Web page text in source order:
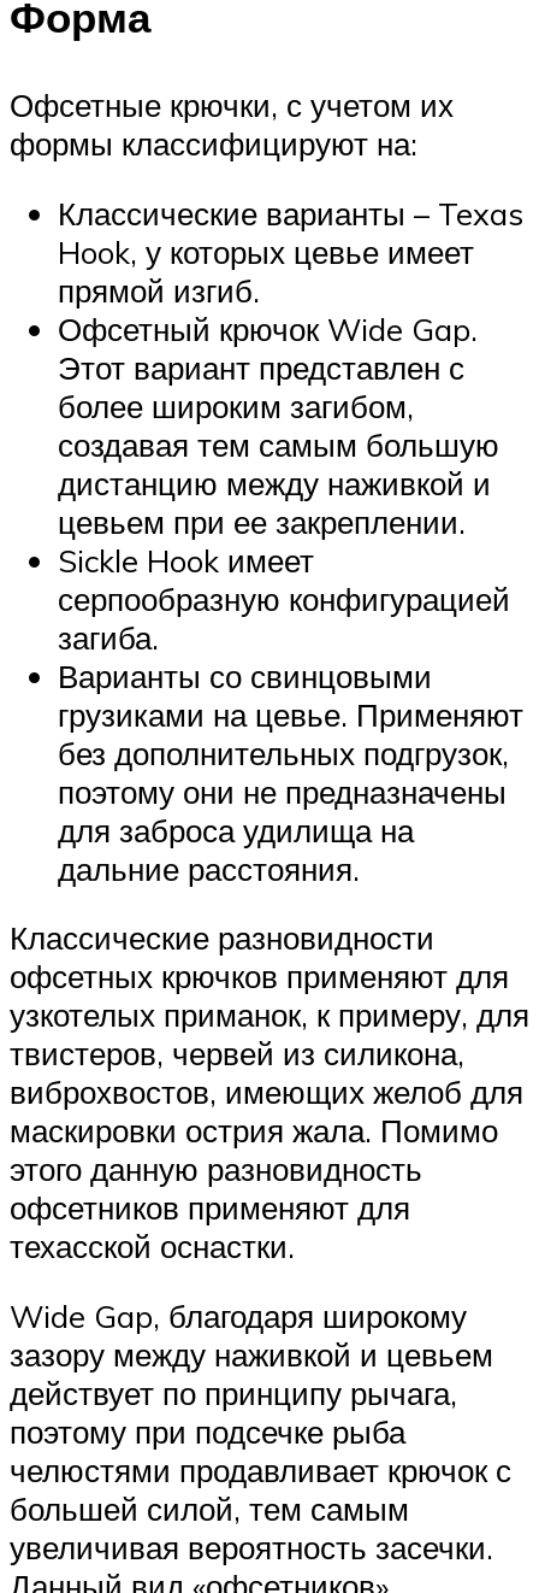
Форма
Офсетные крючки, с учетом их
формы классифицируют на:
Классические варианты – Texas
Hook, у которых цевье имеет
прямой изгиб.
Офсетный крючок Wide Gap.
Этот вариант представлен с
более широким загибом,
создавая тем самым большую
дистанцию между наживкой и
цевьем при ее закреплении.
Sickle Hook имеет
серпообразную конфигурацией
загиба.
Варианты со свинцовыми
грузиками на цевье. Применяют
без дополнительных подгрузок,
поэтому они не предназначены
для заброса удилища на
дальние расстояния.
Классические разновидности
офсетных крючков применяют для
узкотелых приманок, к примеру, для
твистеров, червей из силикона,
виброхвостов, имеющих желоб для
маскировки острия жала. Помимо
этого данную разновидность
офсетников применяют для
техасской оснастки.
Wide Gap, благодаря широкому
зазору между наживкой и цевьем
действует по принципу рычага,
поэтому при подсечке рыба
челюстями продавливает крючок с
большей силой, тем самым
увеличивая вероятность засечки.